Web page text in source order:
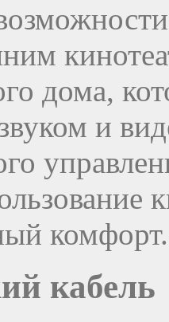
дома,
и
комфорт.
кабель